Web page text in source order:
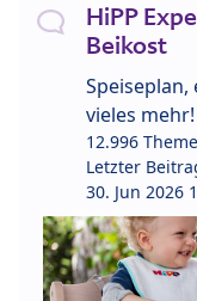
HiPP
Beikost
vieles mehr!
12.996
Letzter
30. Jun 2026